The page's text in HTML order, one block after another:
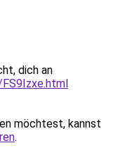
dich an
möchtest, kannst
.